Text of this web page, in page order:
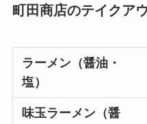
町田商店のテイクア
ラーメン（醤油・
塩）
味玉ラーメン（醤